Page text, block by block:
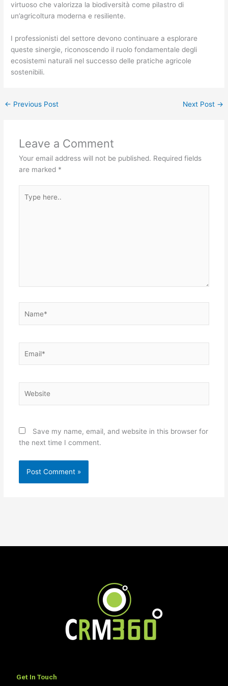
virtuoso che valorizza la biodiversità come pilastro di
un’agricoltura moderna e resiliente.
I professionisti del settore devono continuare a esplorare
queste sinergie, riconoscendo il ruolo fondamentale degli
ecosistemi naturali nel successo delle pratiche agricole
sostenibili.
← Previous Post Next Post →
Leave a Comment
Your email address will not be published. Required fields
are marked *
here..
Save my name, email, and website in this browser for
the next time I comment.
Get In Touch